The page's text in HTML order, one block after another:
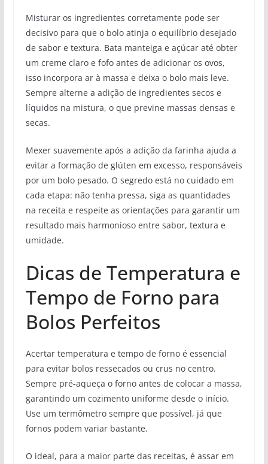
Misturar os ingredientes corretamente pode ser
decisivo para que o bolo atinja o equilíbrio desejado
de sabor e textura. Bata manteiga e açúcar até obter
um creme claro e fofo antes de adicionar os ovos,
isso incorpora ar à massa e deixa o bolo mais leve.
Sempre alterne a adição de ingredientes secos e
líquidos na mistura, o que previne massas densas e
secas.
Mexer suavemente após a adição da farinha ajuda a
evitar a formação de glúten em excesso, responsáveis
por um bolo pesado. O segredo está no cuidado em
cada etapa: não tenha pressa, siga as quantidades
na receita e respeite as orientações para garantir um
resultado mais harmonioso entre sabor, textura e
umidade.
Dicas de Temperatura e
Tempo de Forno para
Bolos Perfeitos
Acertar temperatura e tempo de forno é essencial
para evitar bolos ressecados ou crus no centro.
Sempre pré-aqueça o forno antes de colocar a massa,
garantindo um cozimento uniforme desde o início.
Use um termômetro sempre que possível, já que
fornos podem variar bastante.
O ideal, para a maior parte das receitas, é assar em